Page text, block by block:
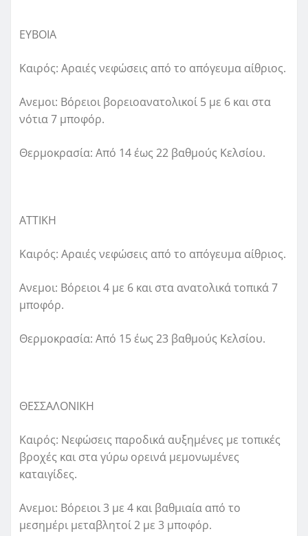
ΕΥΒΟΙΑ
Καιρός: Αραιές νεφώσεις από το απόγευμα αίθριος.
Ανεμοι: Βόρειοι βορειοανατολικοί 5 με 6 και στα
νότια 7 μποφόρ.
Θερμοκρασία: Από 14 έως 22 βαθμούς Κελσίου.
ΑΤΤΙΚΗ
Καιρός: Αραιές νεφώσεις από το απόγευμα αίθριος.
Ανεμοι: Βόρειοι 4 με 6 και στα ανατολικά τοπικά 7
μποφόρ.
Θερμοκρασία: Από 15 έως 23 βαθμούς Κελσίου.
ΘΕΣΣΑΛΟΝΙΚΗ
Καιρός: Νεφώσεις παροδικά αυξημένες με τοπικές
βροχές και στα γύρω ορεινά μεμονωμένες
καταιγίδες.
Ανεμοι: Βόρειοι 3 με 4 και βαθμιαία από το
μεσημέρι μεταβλητοί 2 με 3 μποφόρ.